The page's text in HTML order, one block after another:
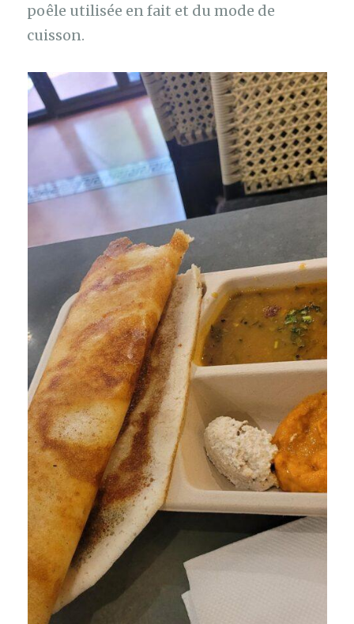
poêle utilisée en fait et du mode de
cuisson.